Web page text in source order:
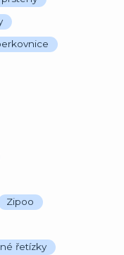
Zipoo
řetízky